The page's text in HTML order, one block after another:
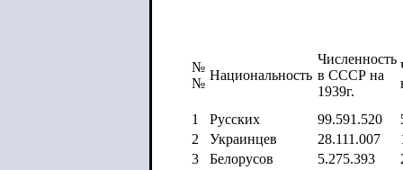
№
№
Национальность
Численность
в СССР на
1939г.
1 Русских 99.591.520
2
Украинцев 28.111.007
3
Белорусов 5.275.393